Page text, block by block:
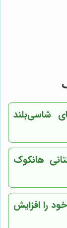
شاسی‌بلند
هانکوک
را افزایش